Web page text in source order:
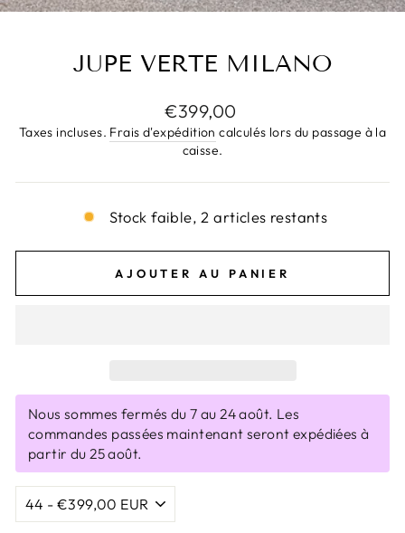
JUPE VERTE MILANO
Prix
régulier
€399,00
Taxes incluses. Frais d'expédition calculés lors du passage à la
caisse.
Stock faible, 2 articles restants
AJOUTER AU PANIER
Nous sommes fermés du 7 au 24 août. Les
commandes passées maintenant seront expédiées à
partir du 25 août.